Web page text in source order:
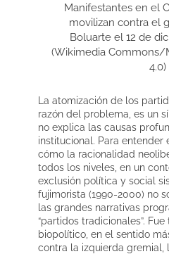
Manifestantes en el
movilizan contra el
Boluarte el 12 de
(Wikimedia Commons/
4.0)
La atomización de los
razón del problema, es un
no explica las causas
institucional. Para entender
cómo la racionalidad
todos los niveles, en un
exclusión política y social
fujimorista (1990-2000) no
las grandes narrativas
“partidos tradicionales”.
biopolítico, en el sentido
contra la izquierda gremial,